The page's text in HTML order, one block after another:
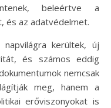
beleértve a
és az adatvédelmet.
kerültek, új
és számos eddig
nemcsak
meg, hanem a
erőviszonyokat is